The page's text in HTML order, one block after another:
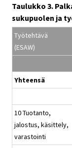
Taulukko 3.
sukupuolen ja
Työtehtävä
(ESAW)
Yhteensä
10 Tuotanto,
jalostus, käsittely,
varastointi